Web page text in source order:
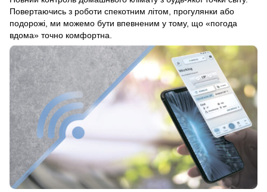
Повертаючись з роботи спекотним літом, прогулянки або
подорожі, ми можемо бути впевненим у тому, що «погода
вдома» точно комфортна.